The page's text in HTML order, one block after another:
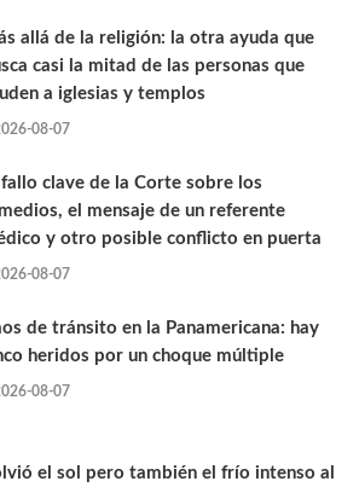
allá de la religión: la otra ayuda que
casi la mitad de las personas que
a iglesias y templos
08-07
fallo clave de la Corte sobre los
el mensaje de un referente
y otro posible conflicto en puerta
08-07
de tránsito en la Panamericana: hay
heridos por un choque múltiple
08-07
el sol pero también el frío intenso al